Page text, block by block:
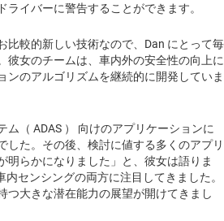
イバーに警告することができます。
比較的新しい技術なので、Dan にとって毎
彼女のチームは、車内外の安全性の向上に
ンのアルゴリズムを継続的に開発していま
ム（ ADAS ） 向けのアプリケーションに
した。その後、検討に値する多くのアプリ
明らかになりました」と、彼女は語りま
センシングの両方に注目してきました。
つ大きな潜在能力の展望が開けてきまし